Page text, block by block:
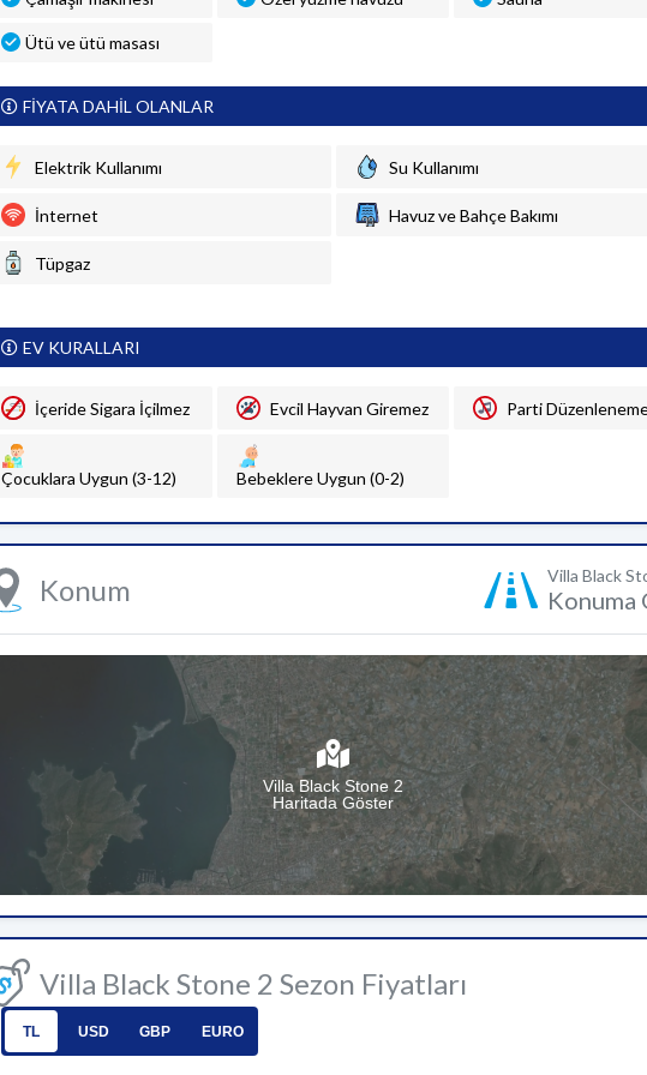
Ütü ve ütü masası
FİYATA DAHİL OLANLAR
Elektrik Kullanımı Su Kullanımı
İnternet Havuz ve Bahçe Bakımı
Tüpgaz
EV KURALLARI
İçeride Sigara İçilmez Evcil Hayvan Giremez Parti
Çocuklara Uygun (3-12) Bebeklere Uygun (0-2)
Konum Villa Black
Konuma
Villa Black Stone 2
Haritada Göster
Villa Black Stone 2 Sezon Fiyatları
TL USD GBP EURO